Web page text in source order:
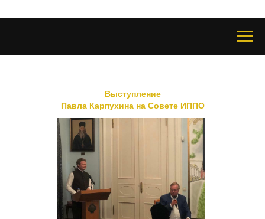
Выступление
Павла Карпухина на Совете ИППО